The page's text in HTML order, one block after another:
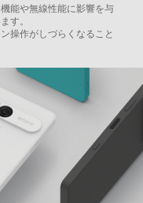
能や無線性能に影響を与
す。
操作がしづらくなること